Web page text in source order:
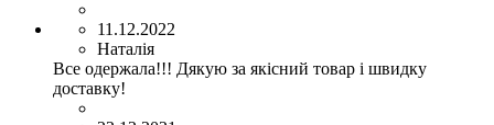
11.12.2022
Наталія
Все одержала!!! Дякую за якісний товар і швидку
доставку!